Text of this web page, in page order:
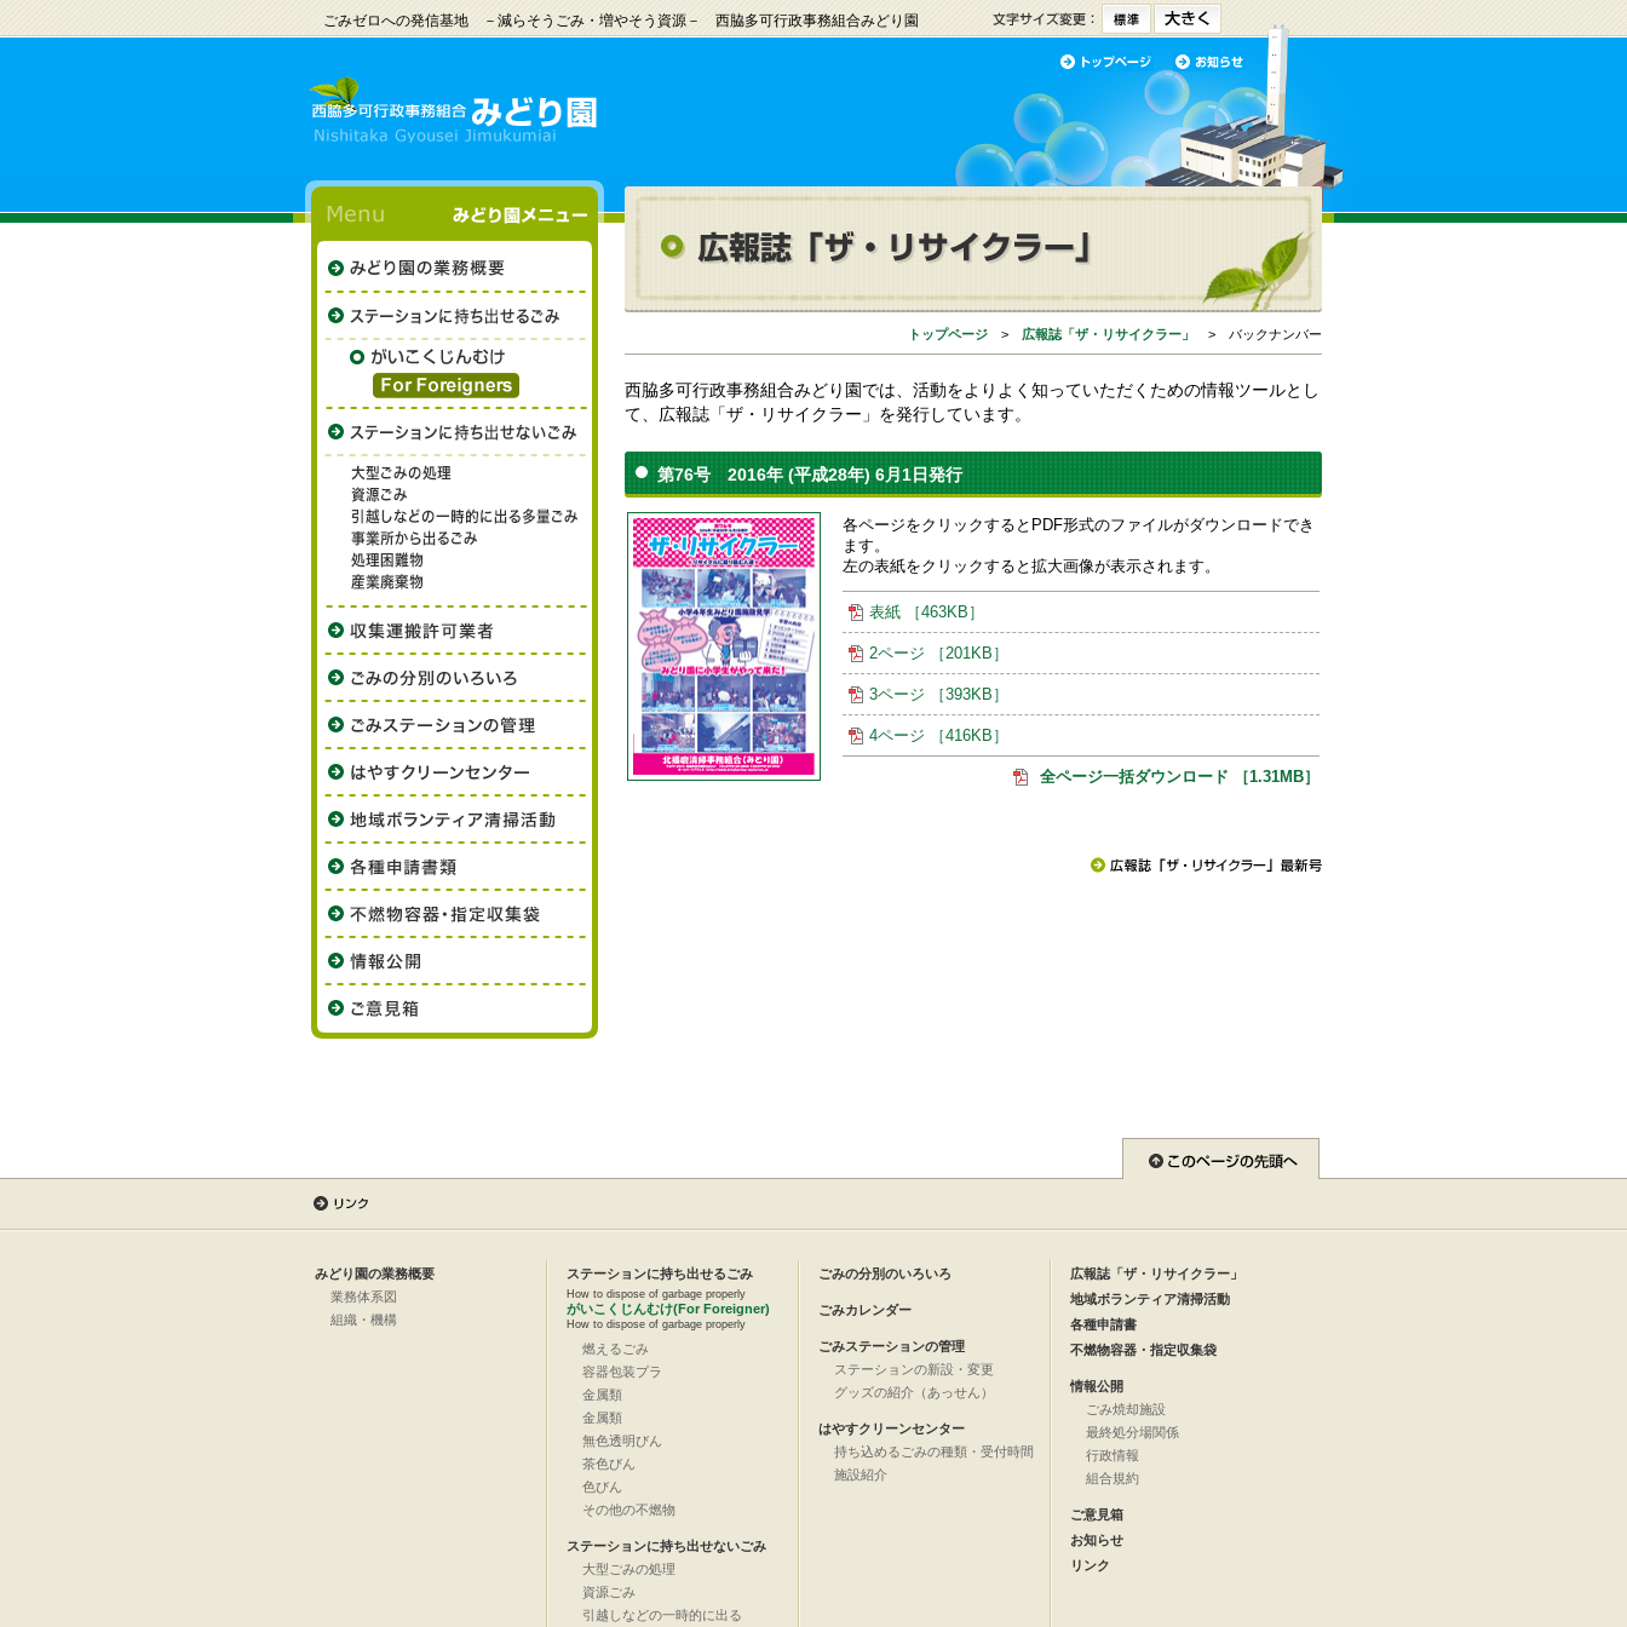
ごみゼロへの発信基地 －減らそうごみ・増やそう資源－ 西脇多可行政事務組合みどり園
トップページ > 広報誌「ザ・リサイクラー」 > バックナンバー
西脇多可行政事務組合みどり園では、活動をよりよく知っていただくための情報ツールとし
て、広報誌「ザ・リサイクラー」を発行しています。
第76号 2016年 (平成28年) 6月1日発行
各ページをクリックするとPDF形式のファイルがダウンロードでき
ます。
左の表紙をクリックすると拡大画像が表示されます。
表紙 ［463KB］
2ページ ［201KB］
3ページ ［393KB］
4ページ ［416KB］
全ページ一括ダウンロード ［1.31MB］
みどり園の業務概要
業務体系図
組織・機構
ステーションに持ち出せるごみ
How to dispose of garbage properly
がいこくじんむけ(For Foreigner)
How to dispose of garbage properly
燃えるごみ
容器包装プラ
金属類
金属類
無色透明びん
茶色びん
色びん
その他の不燃物
ステーションに持ち出せないごみ
大型ごみの処理
資源ごみ
引越しなどの一時的に出る
ごみの分別のいろいろ
ごみカレンダー
ごみステーションの管理
ステーションの新設・変更
グッズの紹介（あっせん）
はやすクリーンセンター
持ち込めるごみの種類・受付時間
施設紹介
広報誌「ザ・リサイクラー」
地域ボランティア清掃活動
各種申請書
不燃物容器・指定収集袋
情報公開
ごみ焼却施設
最終処分場関係
行政情報
組合規約
ご意見箱
お知らせ
リンク